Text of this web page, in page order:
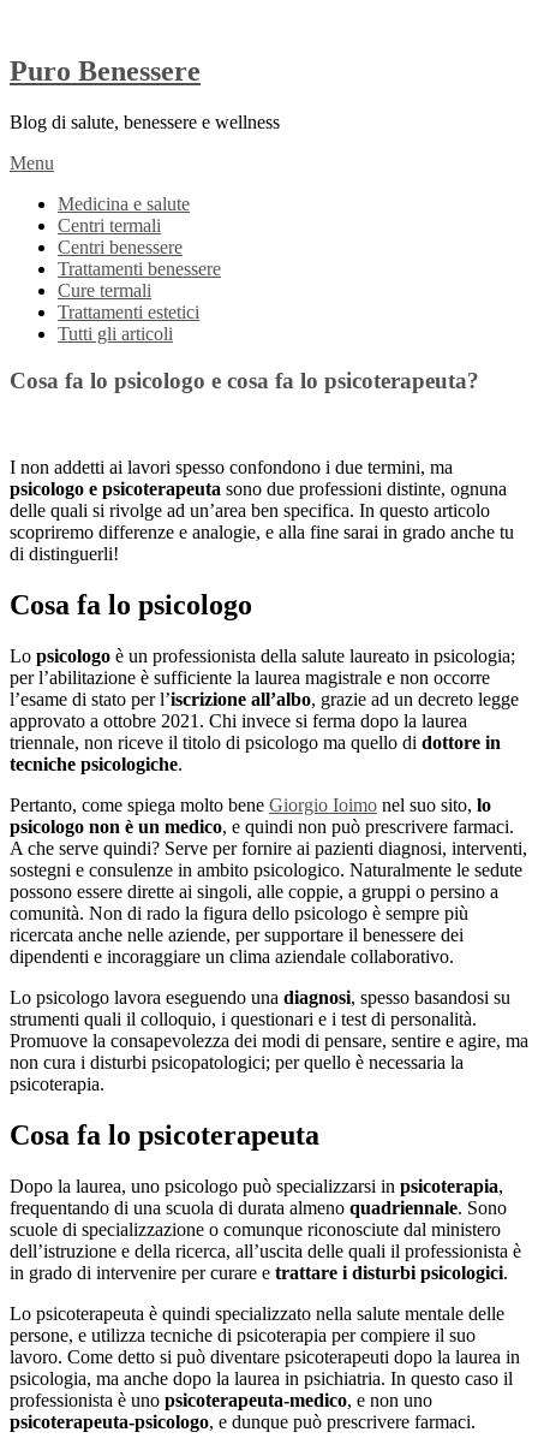
Puro Benessere
Blog di salute, benessere e wellness
Menu
Medicina e salute
Centri termali
Centri benessere
Trattamenti benessere
Cure termali
Trattamenti estetici
Tutti gli articoli
Cosa fa lo psicologo e cosa fa lo psicoterapeuta?
I non addetti ai lavori spesso confondono i due termini, ma
psicologo e psicoterapeuta sono due professioni distinte, ognuna
delle quali si rivolge ad un’area ben specifica. In questo articolo
scopriremo differenze e analogie, e alla fine sarai in grado anche tu
di distinguerli!
Cosa fa lo psicologo
Lo psicologo è un professionista della salute laureato in psicologia;
per l’abilitazione è sufficiente la laurea magistrale e non occorre
l’esame di stato per l’iscrizione all’albo, grazie ad un decreto legge
approvato a ottobre 2021. Chi invece si ferma dopo la laurea
triennale, non riceve il titolo di psicologo ma quello di dottore in
tecniche psicologiche.
Pertanto, come spiega molto bene Giorgio Ioimo nel suo sito, lo
psicologo non è un medico, e quindi non può prescrivere farmaci.
A che serve quindi? Serve per fornire ai pazienti diagnosi, interventi,
sostegni e consulenze in ambito psicologico. Naturalmente le sedute
possono essere dirette ai singoli, alle coppie, a gruppi o persino a
comunità. Non di rado la figura dello psicologo è sempre più
ricercata anche nelle aziende, per supportare il benessere dei
dipendenti e incoraggiare un clima aziendale collaborativo.
Lo psicologo lavora eseguendo una diagnosi, spesso basandosi su
strumenti quali il colloquio, i questionari e i test di personalità.
Promuove la consapevolezza dei modi di pensare, sentire e agire, ma
non cura i disturbi psicopatologici; per quello è necessaria la
psicoterapia.
Cosa fa lo psicoterapeuta
Dopo la laurea, uno psicologo può specializzarsi in psicoterapia,
frequentando di una scuola di durata almeno quadriennale. Sono
scuole di specializzazione o comunque riconosciute dal ministero
dell’istruzione e della ricerca, all’uscita delle quali il professionista è
in grado di intervenire per curare e trattare i disturbi psicologici.
Lo psicoterapeuta è quindi specializzato nella salute mentale delle
persone, e utilizza tecniche di psicoterapia per compiere il suo
lavoro. Come detto si può diventare psicoterapeuti dopo la laurea in
psicologia, ma anche dopo la laurea in psichiatria. In questo caso il
professionista è uno psicoterapeuta-medico, e non uno
psicoterapeuta-psicologo, e dunque può prescrivere farmaci.